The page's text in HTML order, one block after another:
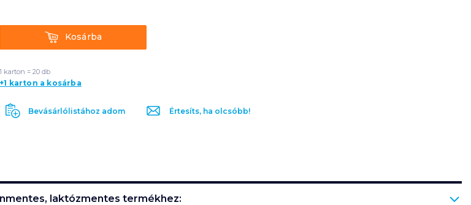
KosárbaKosárba
1 karton = 20 db
+1 karton a kosárba
Bevásárlólistához adom Értesíts, ha olcsóbb!
laktózmentes termékhez: